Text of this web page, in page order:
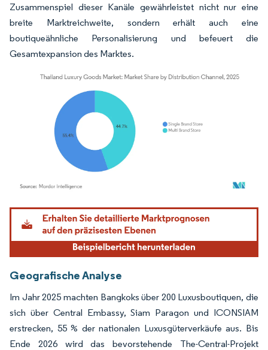
Zusammenspiel dieser Kanäle gewährleistet nicht nur eine
breite Marktreichweite, sondern erhält auch eine
boutiqueähnliche Personalisierung und befeuert die
Gesamtexpansion des Marktes.
Bild © Mordor Intelligence. Wiederverwendung erfordert Namensnennung gemäß
Geografische Analyse
Im Jahr 2025 machten Bangkoks über 200 Luxusboutiquen, die
sich über Central Embassy, Siam Paragon und ICONSIAM
erstrecken, 55 % der nationalen Luxusgüterverkäufe aus. Bis
Ende 2026 wird das bevorstehende The-Central-Projekt